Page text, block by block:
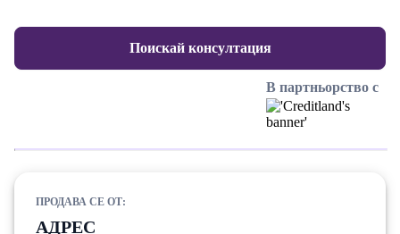
Поискай консултация
В партньорство с
ПРОДАВА СЕ ОТ:
АДРЕС